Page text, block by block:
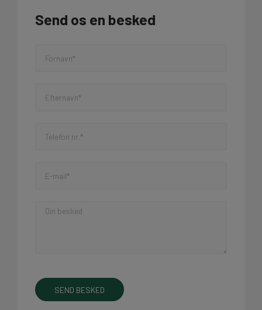
Send os en besked
SEND BESKED